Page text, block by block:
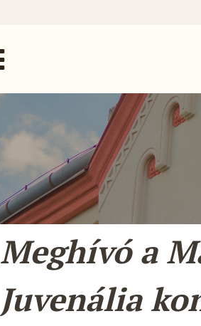
Meghívó a
Juvenália